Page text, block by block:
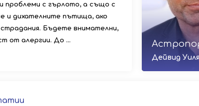
проблеми с гърлото, а също с
и дихателните пътища, ако
Бъдете внимателни,
от алергии. До ...
Дейвид